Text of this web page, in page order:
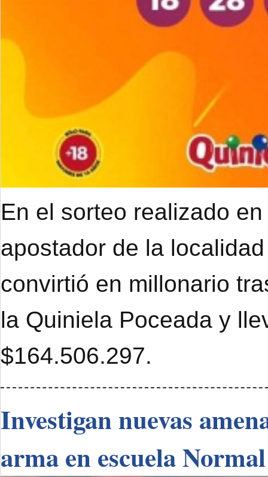
En el sorteo realizado
apostador de la
convirtió en millonario
la Quiniela Poceada y
$164.506.297.
Investigan nuevas
arma en escuela Normal